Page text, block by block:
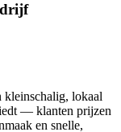
kleinschalig, lokaal
— klanten prijzen
en snelle,